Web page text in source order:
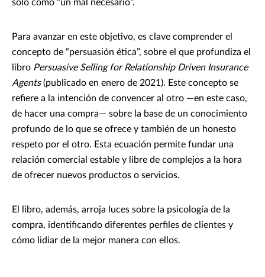
sólo como “un mal necesario”.
Para avanzar en este objetivo, es clave comprender el
concepto de “persuasión ética”, sobre el que profundiza el
libro Persuasive Selling for Relationship Driven Insurance
Agents(publicado en enero de 2021). Este concepto se
refiere a la intención de convencer al otro —en este caso,
de hacer una compra— sobre la base de un conocimiento
profundo de lo que se ofrece y también de un honesto
respeto por el otro. Esta ecuación permite fundar una
relación comercial estable y libre de complejos a la hora
de ofrecer nuevos productos o servicios.
El libro, además, arroja luces sobre la psicología de la
compra, identificando diferentes perfiles de clientes y
cómo lidiar de la mejor manera con ellos.